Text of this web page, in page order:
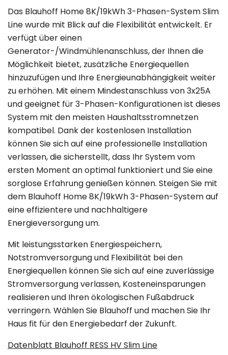
Das Blauhoff Home 8K/19kWh 3-Phasen-System Slim
Line wurde mit Blick auf die Flexibilität entwickelt. Er
verfügt über einen
Generator-/Windmühlenanschluss, der Ihnen die
Möglichkeit bietet, zusätzliche Energiequellen
hinzuzufügen und Ihre Energieunabhängigkeit weiter
zu erhöhen. Mit einem Mindestanschluss von 3x25A
und geeignet für 3-Phasen-Konfigurationen ist dieses
System mit den meisten Haushaltsstromnetzen
kompatibel. Dank der kostenlosen Installation
können Sie sich auf eine professionelle Installation
verlassen, die sicherstellt, dass Ihr System vom
ersten Moment an optimal funktioniert und Sie eine
sorglose Erfahrung genießen können. Steigen Sie mit
dem Blauhoff Home 8K/19kWh 3-Phasen-System auf
eine effizientere und nachhaltigere
Energieversorgung um.
Mit leistungsstarken Energiespeichern,
Notstromversorgung und Flexibilität bei den
Energiequellen können Sie sich auf eine zuverlässige
Stromversorgung verlassen, Kosteneinsparungen
realisieren und Ihren ökologischen Fußabdruck
verringern. Wählen Sie Blauhoff und machen Sie Ihr
Haus fit für den Energiebedarf der Zukunft.
Datenblatt Blauhoff RESS HV Slim Line